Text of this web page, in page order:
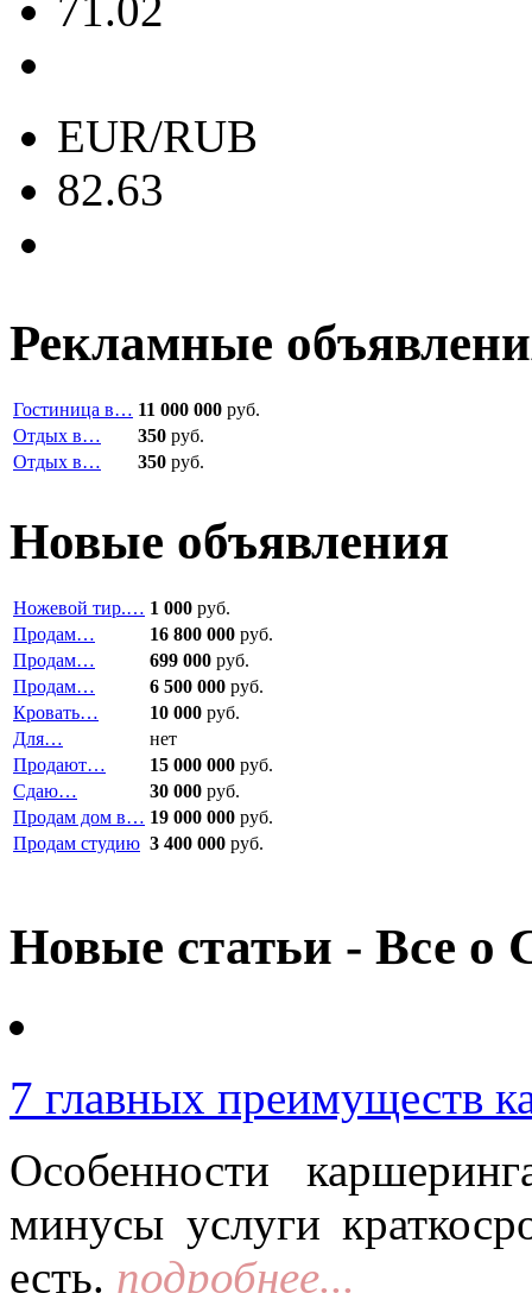
EUR/RUB
82.63
Рекламные
Гостиница в… 11 000 000 руб.
Отдых в…
350 руб.
Отдых в…
350 руб.
Новые объявления
Ножевой тир.… 1 000 руб.
Продам…
16 800 000 руб.
Продам…
699 000 руб.
Продам…
6 500 000 руб.
Кровать…
10 000 руб.
Для…
нет
Продают…
15 000 000 руб.
Сдаю…
30 000 руб.
Продам дом в… 19 000 000 руб.
Продам студию 3 400 000 руб.
Новые статьи - Все о
7 главных преимуществ
Особенности
минусы услуги
есть. подробнее...